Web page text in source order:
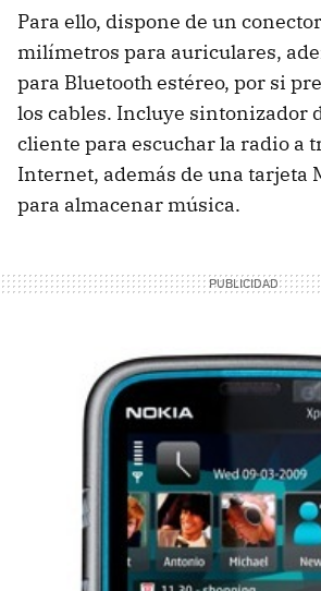
Para ello, dispone de un
milímetros para auriculares,
para Bluetooth estéreo, por si
los cables. Incluye sintonizador
cliente para escuchar la radio a
Internet, además de una tarjeta
para almacenar música.